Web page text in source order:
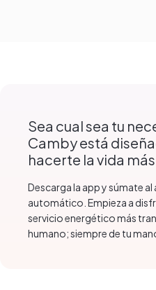
Sea cual sea tu
Camby está
hacerte la vida
Descarga la app y súmate
automático. Empieza a
servicio energético más
humano; siempre de tu